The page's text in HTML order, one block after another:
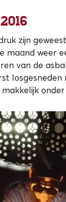
zijn
maand weer
van de